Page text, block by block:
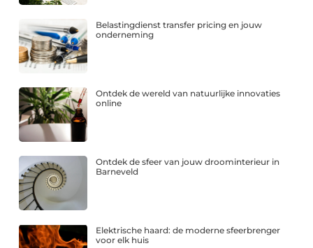
Belastingdienst transfer pricing en jouw
onderneming
Ontdek de wereld van natuurlijke innovaties
online
Ontdek de sfeer van jouw droominterieur in
Barneveld
Elektrische haard: de moderne sfeerbrenger
voor elk huis